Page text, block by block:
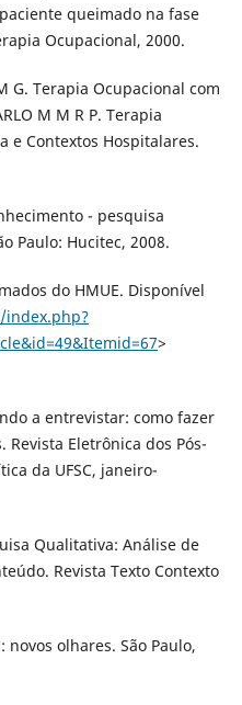
queimado na fase
Ocupacional, 2000.
G. Terapia Ocupacional com
M M R P. Terapia
e Contextos Hospitalares.
- pesquisa
Paulo: Hucitec, 2008.
do HMUE. Disponível
>
a entrevistar: como fazer
Revista Eletrônica dos Pós-
da UFSC, janeiro-
Qualitativa: Análise de
Revista Texto Contexto
olhares. São Paulo,